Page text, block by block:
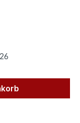
Wert